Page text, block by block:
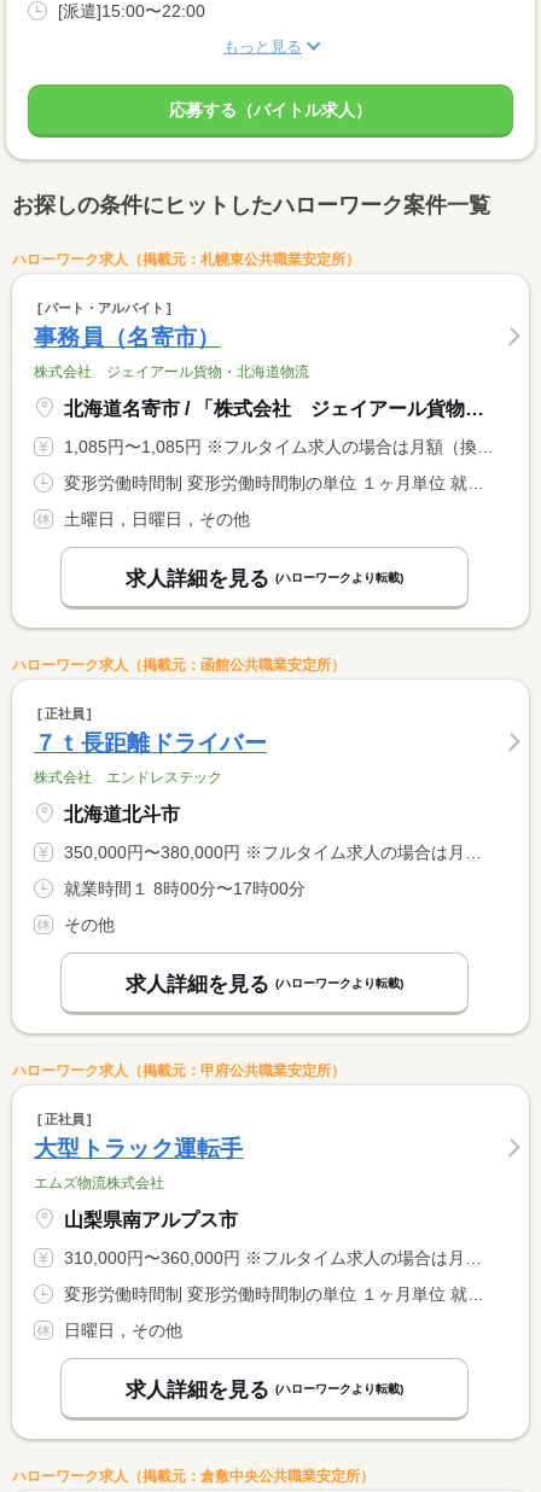
[派遣]15:00〜22:00
もっと見る
応募する（バイトル求人）
お探しの条件にヒットしたハローワーク案件一覧
ハローワーク求人（掲載元：札幌東公共職業安定所）
パート・アルバイト
事務員（名寄市）
株式会社 ジェイアール貨物・北海道物流
北海道名寄市 / 「株式会社 ジェイアール貨物・北海道物流 名寄駅貨物」
1,085円〜1,085円 ※フルタイム求人の場合は月額（換算額）、パート求人の場合は時間額を表示しています。
変形労働時間制 変形労働時間制の単位 １ヶ月単位 就業時間１ 9時00分〜13時00分
土曜日，日曜日，その他
求人詳細を見る (ハローワークより転載)
ハローワーク求人（掲載元：函館公共職業安定所）
正社員
７ｔ長距離ドライバー
株式会社 エンドレステック
北海道北斗市
350,000円〜380,000円 ※フルタイム求人の場合は月額（換算額）、パート求人の場合は時間額を表示しています。
就業時間１ 8時00分〜17時00分
その他
求人詳細を見る (ハローワークより転載)
ハローワーク求人（掲載元：甲府公共職業安定所）
正社員
大型トラック運転手
エムズ物流株式会社
山梨県南アルプス市
310,000円〜360,000円 ※フルタイム求人の場合は月額（換算額）、パート求人の場合は時間額を表示しています。
変形労働時間制 変形労働時間制の単位 １ヶ月単位 就業時間１ 8時00分〜17時00分 就業時間２ 12時00分〜21時00分 就業時間３ 16時00分〜1時00分 就業時間に関する特記事項 運行状況による
日曜日，その他
求人詳細を見る (ハローワークより転載)
ハローワーク求人（掲載元：倉敷中央公共職業安定所）